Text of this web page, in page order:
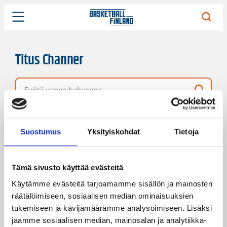
Suostumus Yksityiskohdat Tietoja
Tämä sivusto käyttää evästeitä
Käytämme evästeitä tarjoamamme sisällön ja mainosten
räätälöimiseen, sosiaalisen median ominaisuuksien
tukemiseen ja kävijämäärämme analysoimiseen. Lisäksi
jaamme sosiaalisen median, mainosalan ja analytiikka-
Titus Channer
Vapaa hakusana
Järjestys
Sivukoko